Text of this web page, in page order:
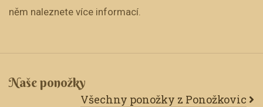
něm naleznete více informací.
Naše ponožky
Všechny ponožky z Ponožkovic